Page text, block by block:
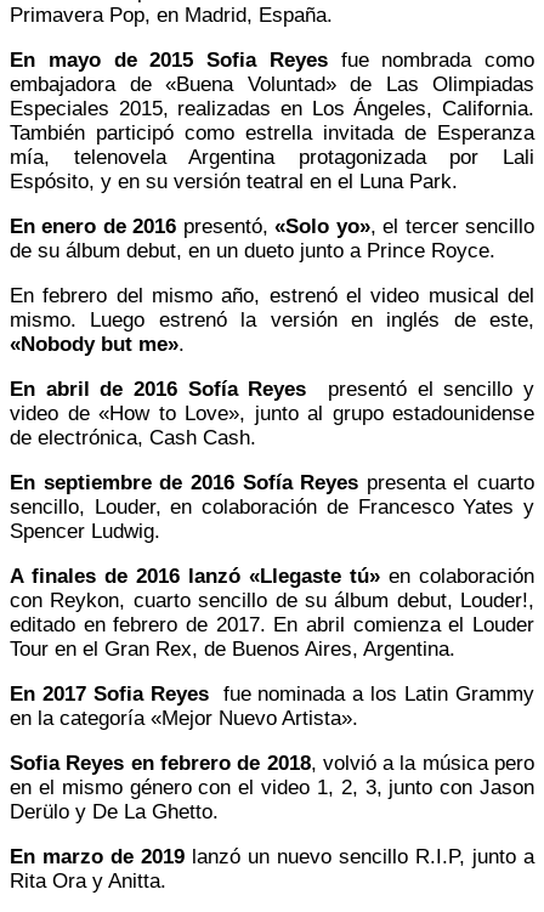
Primavera Pop, en Madrid, España.
En mayo de 2015 Sofia Reyesfue nombrada como
embajadora de «Buena Voluntad» de Las Olimpiadas
Especiales 2015, realizadas en Los Ángeles, California.
También participó como estrella invitada de Esperanza
mía, telenovela Argentina protagonizada por Lali
Espósito, y en su versión teatral en el Luna Park.
En enero de 2016 presentó,«Solo yo», el tercer sencillo
de su álbum debut, en un dueto junto a Prince Royce.
En febrero del mismo año, estrenó el video musical del
mismo. Luego estrenó la versión en inglés de este,
«Nobody but me».
En abril de 2016 Sofía Reyes
presentó el sencillo y
video de «How to Love», junto al grupo estadounidense
de electrónica, Cash Cash.
En septiembre de 2016 Sofía Reyes presenta el cuarto
sencillo, Louder, en colaboración de Francesco Yates y
Spencer Ludwig.
A finales de 2016 lanzó «Llegaste tú» en colaboración
con Reykon, cuarto sencillo de su álbum debut, Louder!,
editado en febrero de 2017. En abril comienza el Louder
Tour en el Gran Rex, de Buenos Aires, Argentina.
En 2017 Sofia Reyesfue nominada a los Latin Grammy
en la categoría «Mejor Nuevo Artista».
Sofia Reyes en febrero de 2018, volvió a la música pero
en el mismo género con el video 1, 2, 3, junto con Jason
Derülo y De La Ghetto.
En marzo de 2019 lanzó un nuevo sencillo R.I.P, junto a
Rita Ora y Anitta.